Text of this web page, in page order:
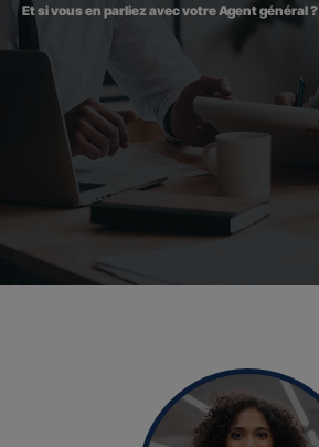
Et si vous en parliez avec votre Agent général ?